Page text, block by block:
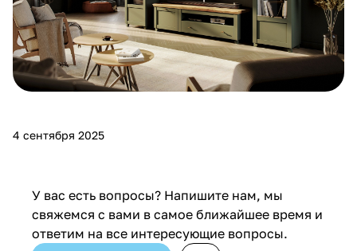
4 сентября 2025
У вас есть вопросы? Напишите нам, мы
свяжемся с вами в самое ближайшее время и
ответим на все интересующие вопросы.